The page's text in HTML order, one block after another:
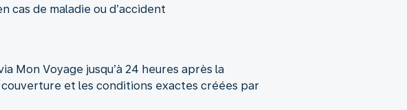
cas de maladie ou d’accident
Mon Voyage jusqu’à 24 heures après la
et les conditions exactes créées par